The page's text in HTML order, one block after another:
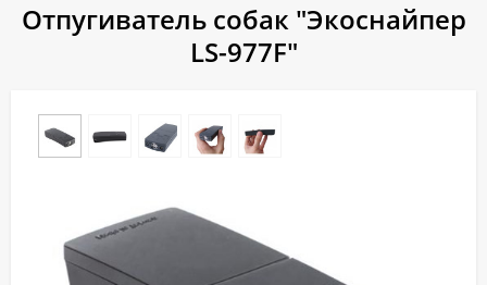
Отпугиватель собак "Экоснайпер
LS-977F"